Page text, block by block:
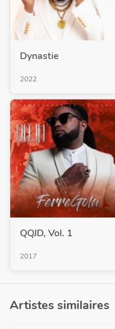
Dynastie
2022
QQJD, Vol. 1
2017
Artistes similaires